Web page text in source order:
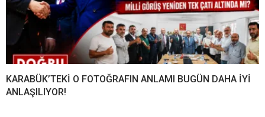
KARABÜK’TEKİ O FOTOĞRAFIN ANLAMI BUGÜN DAHA İYİ
ANLAŞILIYOR!